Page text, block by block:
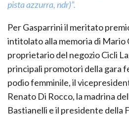
pista azzurra, ndr)”.
Per Gasparrini il meritato
intitolato alla memoria di
proprietario del negozio Cicli
principali promotori della gara
podio femminile, il
Renato Di Rocco, la madrina
Bastianelli e il presidente della